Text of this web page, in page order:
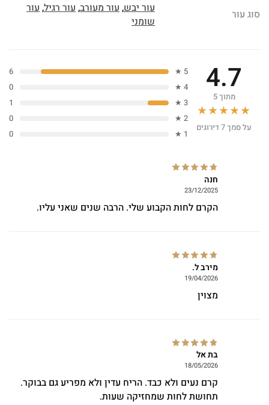
סוג עור עור יבש,עור מעורב,עור רגיל,עור
שומני
4.7
מתוך 5
★★★★★
על סמך 7 דירוגים
5 ★
6
4 ★
0
3 ★
1
2 ★
0
1 ★
0
חנה
23/12/2025
הקרם לחות הקבוע שלי. הרבה שנים שאני עליו.
מירב ל.
19/04/2026
מצוין
בת אל
18/05/2026
קרם נעים ולא כבד. הריח עדין ולא מפריע גם בבוקר.
תחושת לחות שמחזיקה שעות.